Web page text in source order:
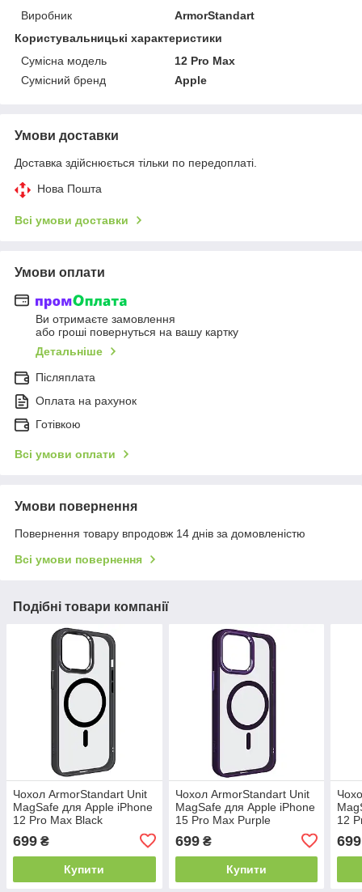
Виробник
ArmorStandart
Користувальницькі характеристики
Сумісна модель
12 Pro Max
Сумісний бренд
Apple
Умови доставки
Доставка здійснюється тільки по передоплаті.
Нова Пошта
Всі умови доставки
Умови оплати
Ви отримаєте замовлення
або гроші повернуться на вашу картку
Детальніше
Післяплата
Оплата на рахунок
Готівкою
Всі умови оплати
Умови повернення
Повернення товару впродовж 14 днів за домовленістю
Всі умови повернення
Подібні товари компанії
Чохол ArmorStandart Unit
MagSafe для Apple iPhone
12 Pro Max Black
699 ₴
Купити
Чохол ArmorStandart Unit
MagSafe для Apple iPhone
15 Pro Max Purple
699₴
Купити
12
699